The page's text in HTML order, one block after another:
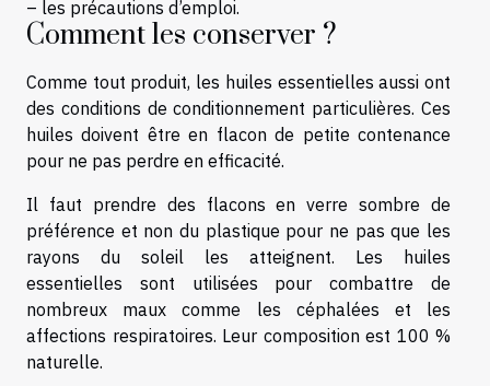
– les précautions d’emploi.
Comment les conserver ?
Comme tout produit, les huiles essentielles aussi ont
des conditions de conditionnement particulières. Ces
huiles doivent être en flacon de petite contenance
pour ne pas perdre en efficacité.
Il faut prendre des flacons en verre sombre de
préférence et non du plastique pour ne pas que les
rayons du soleil les atteignent. Les huiles
essentielles sont utilisées pour combattre de
nombreux maux comme les céphalées et les
affections respiratoires. Leur composition est 100 %
naturelle.